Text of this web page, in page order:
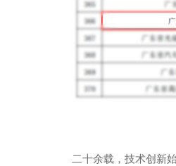
二十余载，技术创新